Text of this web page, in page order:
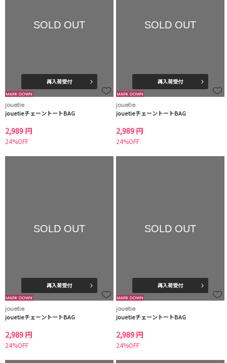
SOLD OUT
再入荷受付
jouetie
jouetieチェーントートBAG
2,989 円
24%OFF
SOLD OUT
再入荷受付
jouetie
jouetieチェーントートBAG
2,989 円
24%OFF
SOLD OUT
再入荷受付
jouetie
jouetieチェーントートBAG
2,989 円
24%OFF
SOLD OUT
再入荷受付
jouetie
jouetieチェーントートBAG
2,989 円
24%OFF